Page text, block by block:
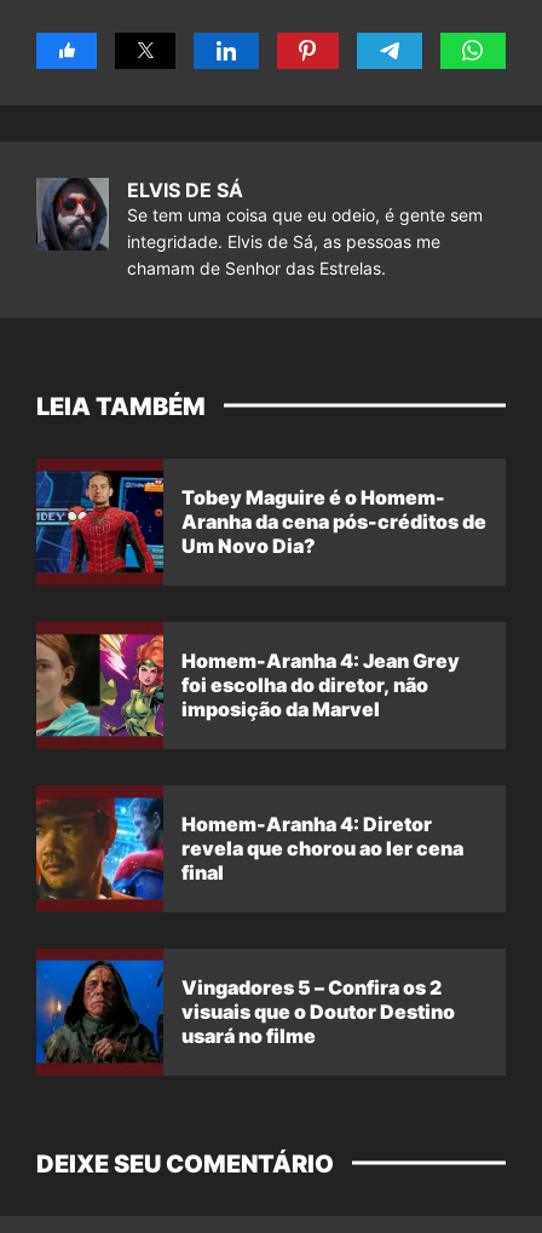
ELVIS DE SÁ
Se tem uma coisa que eu odeio, é gente sem
integridade. Elvis de Sá, as pessoas me
chamam de Senhor das Estrelas.
LEIA TAMBÉM
Tobey Maguire é o Homem-
Aranha da cena pós-créditos de
Um Novo Dia?
Homem-Aranha 4: Jean Grey
foi escolha do diretor, não
imposição da Marvel
Homem-Aranha 4: Diretor
revela que chorou ao ler cena
final
Vingadores 5 – Confira os 2
visuais que o Doutor Destino
usará no filme
DEIXE SEU COMENTÁRIO